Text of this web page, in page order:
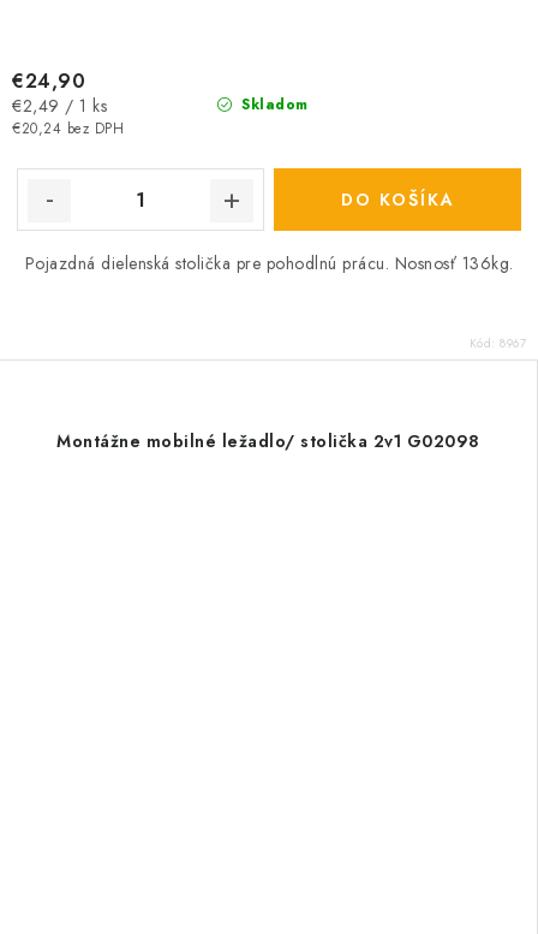
Skladom
€20,24 bez DPH
€24,90
Jednotková
cena:
€2,49 / 1 ks
DO KOŠÍKA
Pojazdná dielenská stolička pre pohodlnú prácu. Nosnosť 136kg.
Kód: 8967
Montážne mobilné ležadlo/ stolička 2v1 G02098